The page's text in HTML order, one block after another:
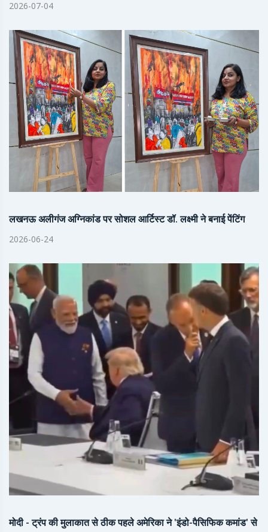
2026-07-04
लखनऊ अलीगंज अग्निकांड पर सोशल आर्टिस्ट डॉ. लक्ष्मी ने बनाई पेंटिंग
2026-06-24
मोदी - ट्रंप की मुलाकात से ठीक पहले अमेरिका ने 'इंडो-पैसिफिक कमांड' से